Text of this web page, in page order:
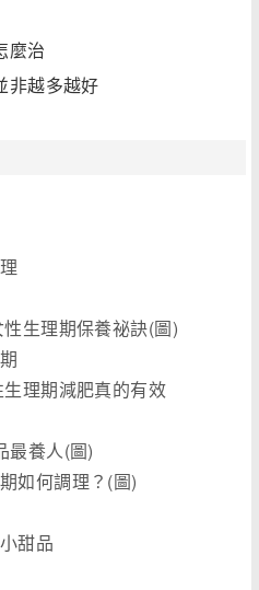
麼治
非越多越好
生理期保養祕訣(圖)
理期減肥真的有效
最養人(圖)
如何調理？(圖)
甜品